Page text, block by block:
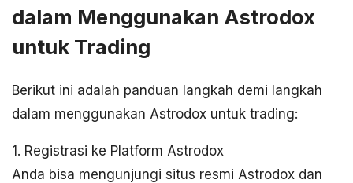
dalam Menggunakan Astrodox
untuk Trading
Berikut ini adalah panduan langkah demi langkah
dalam menggunakan Astrodox untuk trading:
1. Registrasi ke Platform Astrodox
Anda bisa mengunjungi situs resmi Astrodox dan